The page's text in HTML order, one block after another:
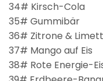
34# Kirsch-Cola
35# Gummibär
36# Zitrone &
37# Mango auf Eis
38# Rote Energie-